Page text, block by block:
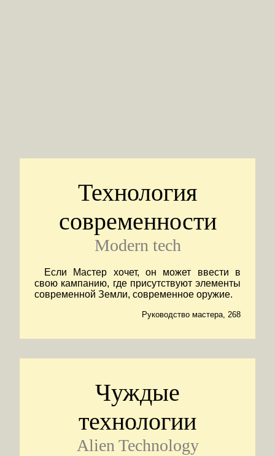
Технология
современности
Modern tech
Если Мастер хочет, он может ввести в
свою кампанию, где присутствуют элементы
современной Земли, современное оружие.
Руководство мастера, 268
Чуждые
технологии
Alien Technology